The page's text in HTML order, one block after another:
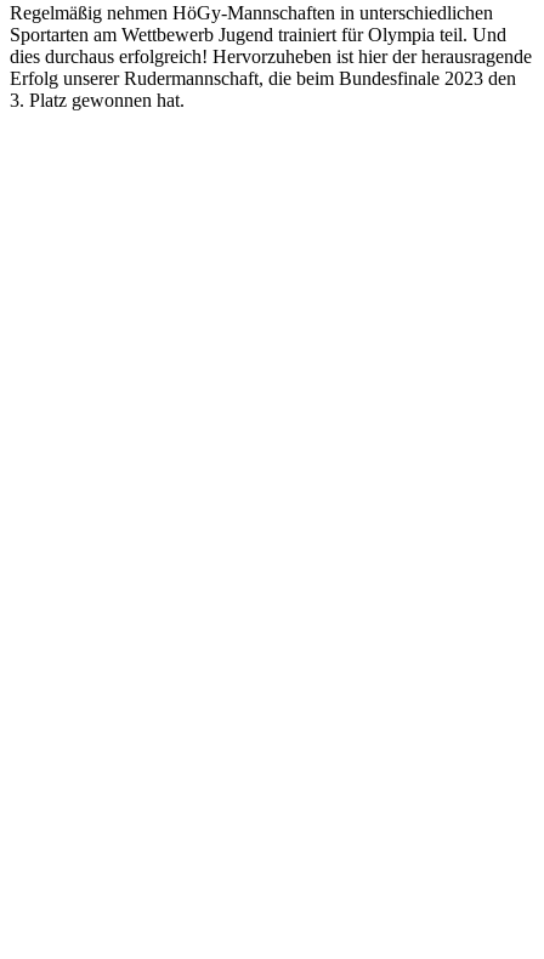
Regelmäßig nehmen HöGy-Mannschaften in unterschiedlichen
Sportarten am Wettbewerb Jugend trainiert für Olympia teil. Und
dies durchaus erfolgreich! Hervorzuheben ist hier der herausragende
Erfolg unserer Rudermannschaft, die beim Bundesfinale 2023 den
3. Platz gewonnen hat.